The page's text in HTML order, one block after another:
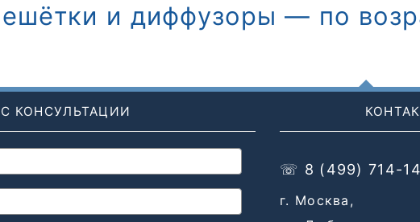
и диффузоры — по
КОНСУЛЬТАЦИИ
☏ 8 (499) 714-
г. Москва,